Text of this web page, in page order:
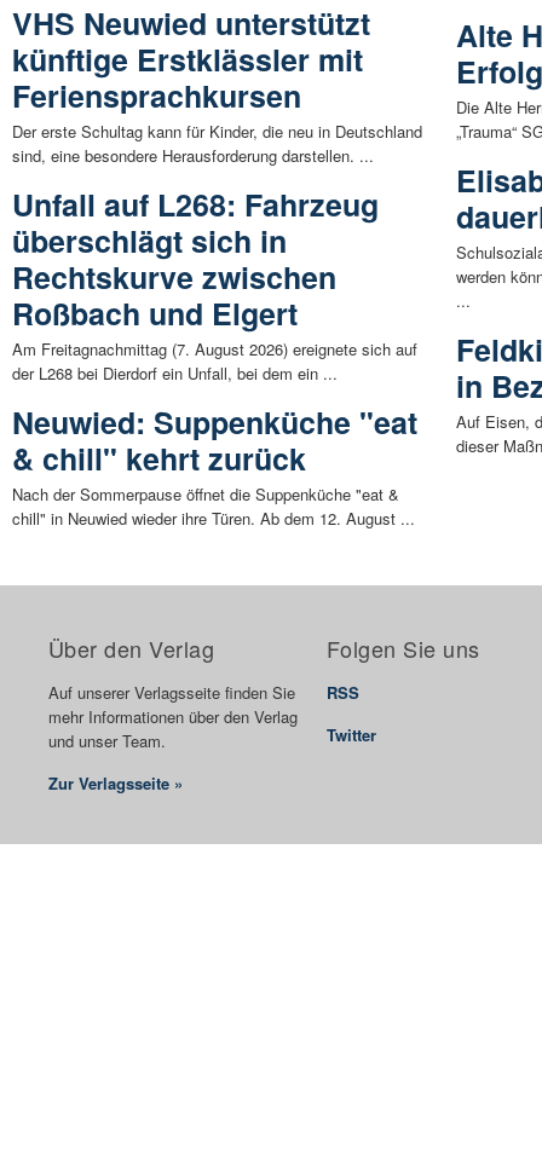
VHS Neuwied unterstützt
künftige Erstklässler mit
Feriensprachkursen
Der erste Schultag kann für Kinder, die neu in Deutschland
sind, eine besondere Herausforderung darstellen. ...
Unfall auf L268: Fahrzeug
überschlägt sich in
Rechtskurve zwischen
Roßbach und Elgert
Am Freitagnachmittag (7. August 2026) ereignete sich auf
der L268 bei Dierdorf ein Unfall, bei dem ein ...
Neuwied: Suppenküche "eat
& chill" kehrt zurück
Nach der Sommerpause öffnet die Suppenküche "eat &
chill" in Neuwied wieder ihre Türen. Ab dem 12. August ...
Alte
Die Alte
„Trauma“
werden
...
in
Auf Eisen,
dieser
Über den Verlag
Auf unserer Verlagsseite finden Sie
mehr Informationen über den Verlag
und unser Team.
Zur Verlagsseite »
Folgen Sie uns
RSS
Twitter